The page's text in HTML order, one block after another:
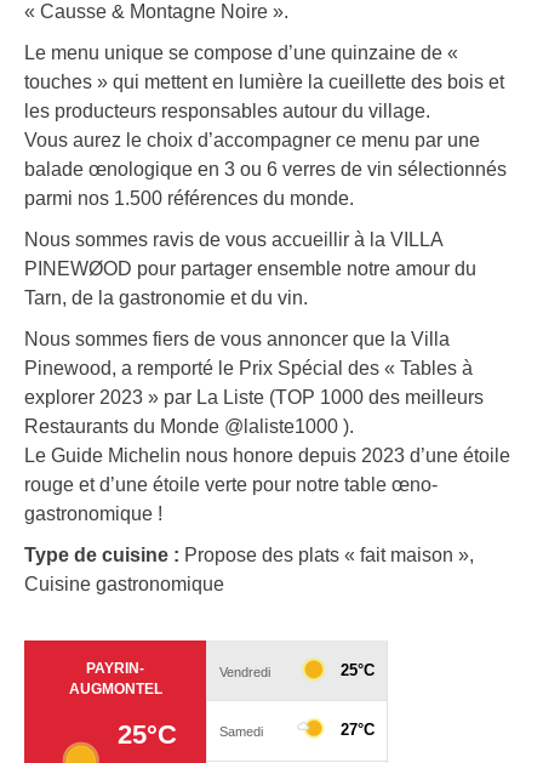
« Causse & Montagne Noire ».
Le menu unique se compose d’une quinzaine de «
touches » qui mettent en lumière la cueillette des bois et
les producteurs responsables autour du village.
Vous aurez le choix d’accompagner ce menu par une
balade œnologique en 3 ou 6 verres de vin sélectionnés
parmi nos 1.500 références du monde.
Nous sommes ravis de vous accueillir à la VILLA
PINEWØOD pour partager ensemble notre amour du
Tarn, de la gastronomie et du vin.
Nous sommes fiers de vous annoncer que la Villa
Pinewood, a remporté le Prix Spécial des « Tables à
explorer 2023 » par La Liste (TOP 1000 des meilleurs
Restaurants du Monde @laliste1000 ).
Le Guide Michelin nous honore depuis 2023 d’une étoile
rouge et d’une étoile verte pour notre table œno-
gastronomique !
Type de cuisine : Propose des plats « fait maison »,
Cuisine gastronomique